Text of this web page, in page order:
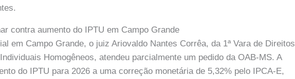
contra aumento do IPTU em Campo Grande
em Campo Grande, o juiz Ariovaldo Nantes Corrêa, da 1ª Vara de Direitos
Homogêneos, atendeu parcialmente um pedido da OAB-MS. A
do IPTU para 2026 a uma correção monetária de 5,32% pelo IPCA-E,